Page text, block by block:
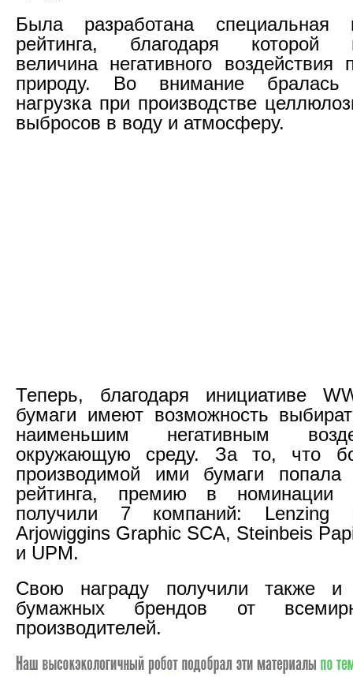
Была разработана специальная
рейтинга, благодаря которой
величина негативного воздействия
природу. Во внимание бралась
нагрузка при производстве
выбросов в воду и атмосферу.
Теперь, благодаря инициативе
бумаги имеют возможность
наименьшим негативным
окружающую среду. За то, что
производимой ими бумаги
рейтинга, премию в номинации
получили 7 компаний: Lenzing
Arjowiggins Graphic SCA, Steinbeis
и UPM.
Свою награду получили также и
бумажных брендов от
производителей.